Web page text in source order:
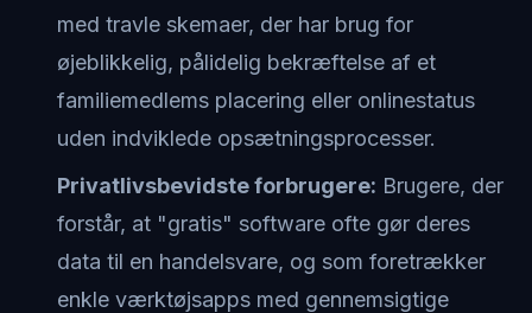
med travle skemaer, der har brug for
øjeblikkelig, pålidelig bekræftelse af et
familiemedlems placering eller onlinestatus
uden indviklede opsætningsprocesser.
Privatlivsbevidste forbrugere: Brugere, der
forstår, at "gratis" software ofte gør deres
data til en handelsvare, og som foretrækker
enkle værktøjsapps med gennemsigtige